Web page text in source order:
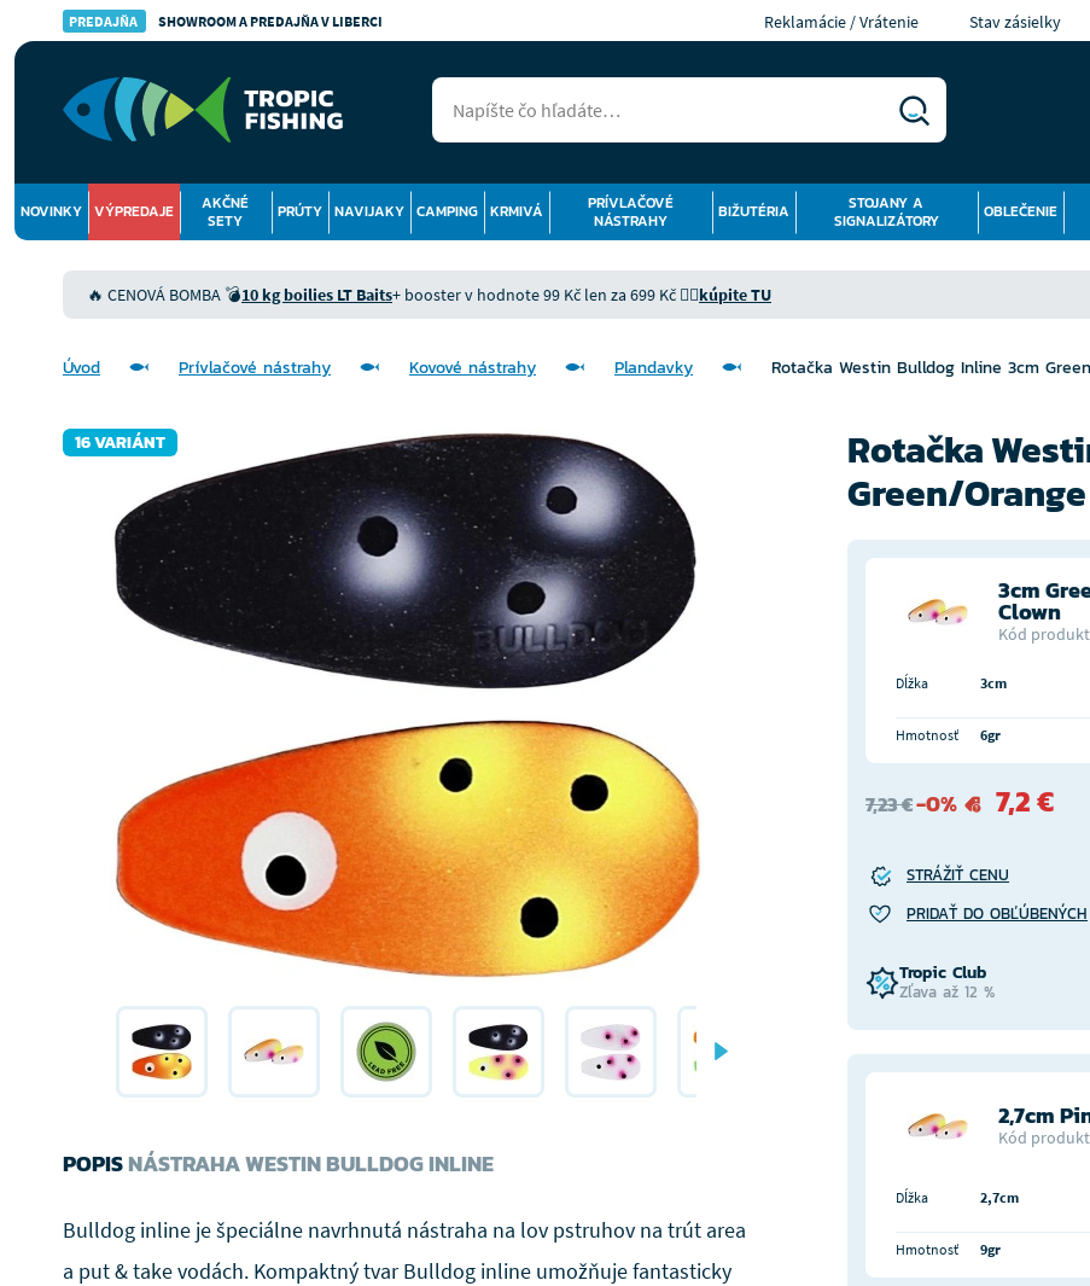
PREDAJŇA SHOWROOM A PREDAJŇA V LIBERCI Reklamácie / Vrátenie Stav zásielky
NOVINKY VÝPREDAJE
AKČNÉ
SETY
PRÚTY NAVIJAKY CAMPING KRMIVÁ
PRÍVLAČOVÉ
NÁSTRAHY
BIŽUTÉRIA
STOJANY A
SIGNALIZÁTORY
OBLEČENIE
🔥 CENOVÁ BOMBA 💣10 kg boilies LT Baits+ booster v hodnote 99 Kč len za 699 Kč 👉🏻kúpite TU
Úvod Prívlačové nástrahy Kovové nástrahy Plandavky Rotačka Westin Bulldog Inline 3cm
16 VARIÁNT
POPISNÁSTRAHA WESTIN BULLDOG INLINE
Bulldog inline je špeciálne navrhnutá nástraha na lov pstruhov na trút area
a put & take vodách. Kompaktný tvar Bulldog inline umožňuje fantasticky
Rotačka
Green/
3cm
Clown
Kód
Dĺžka 3cm
Hmotnosť
6gr
7,23 €-0% 7,2 €
STRÁŽIŤ CENU
PRIDAŤ DO OBĽÚBENÝCH
Tropic Club
Zľava až 12 %
2,7cm
Kód
Dĺžka 2,7cm
Hmotnosť
9gr